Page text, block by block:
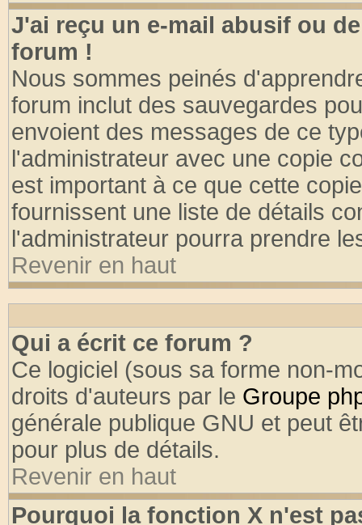
J'ai reçu un e-mail abusif ou
forum !
Nous sommes peinés
forum inclut des sauvegardes
envoient des messages de ce
l'administrateur avec une copie
est important à ce que cette
fournissent une liste de détails
l'administrateur pourra prendre
Revenir en haut
Qui a écrit ce forum ?
Ce logiciel (sous sa forme non-
droits d'auteurs par le Groupe
générale publique GNU et peut
pour plus de détails.
Revenir en haut
Pourquoi la fonction X n'est